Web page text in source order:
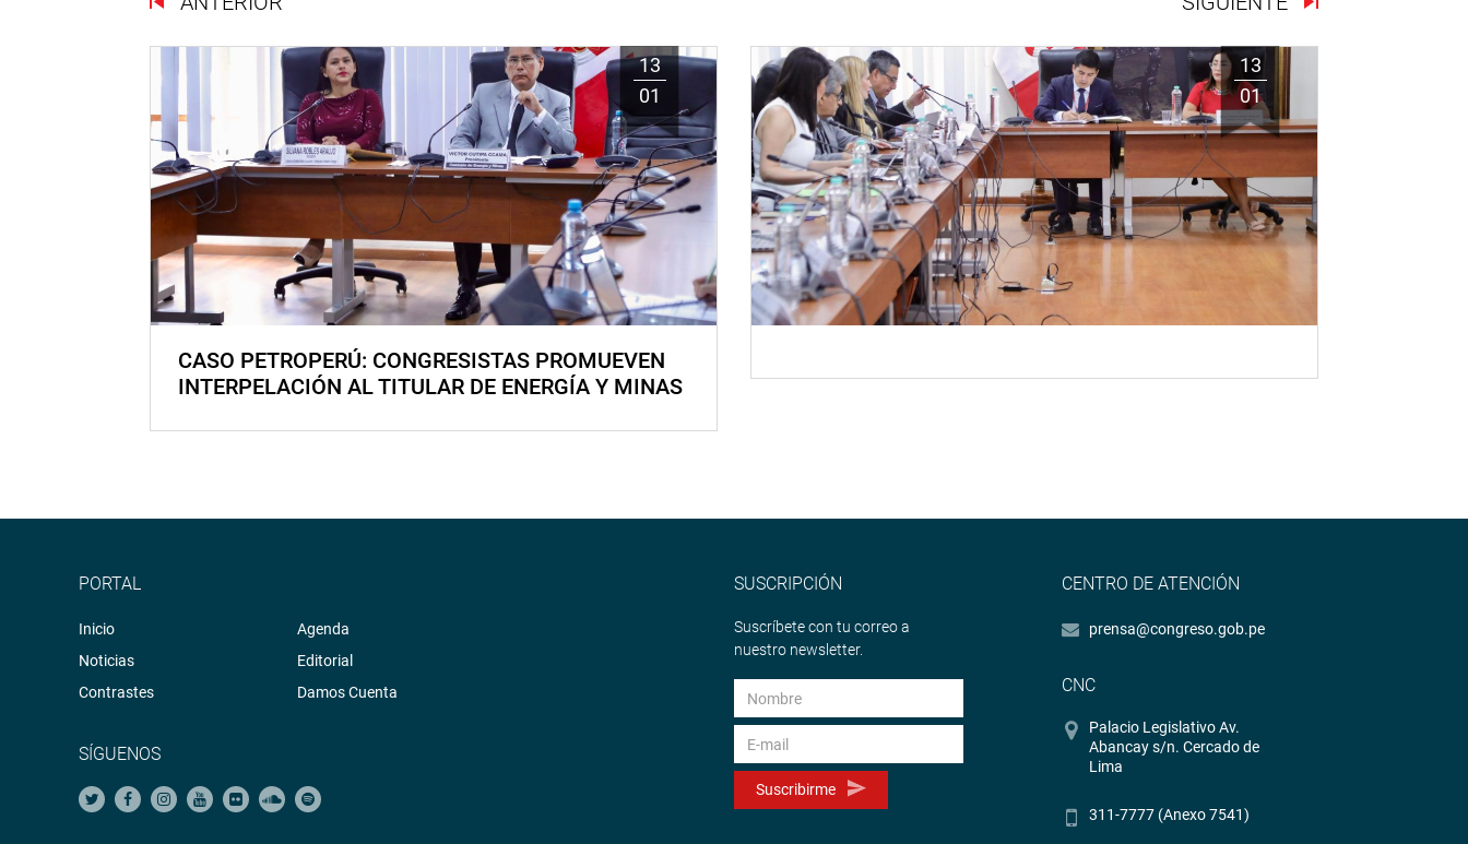
13
01
CASO PETROPERÚ: CONGRESISTAS PROMUEVEN
INTERPELACIÓN AL TITULAR DE ENERGÍA Y MINAS
13
01
PORTAL
Inicio
Noticias
Contrastes
Agenda
Editorial
Damos Cuenta
SÍGUENOS
SUSCRIPCIÓN
Suscríbete con tu correo a
nuestro newsletter.
Suscribirme
CENTRO DE ATENCIÓN
prensa@congreso.gob.pe
CNC
Palacio Legislativo Av.
Abancay s/n. Cercado de
Lima
311-7777 (Anexo 7541)